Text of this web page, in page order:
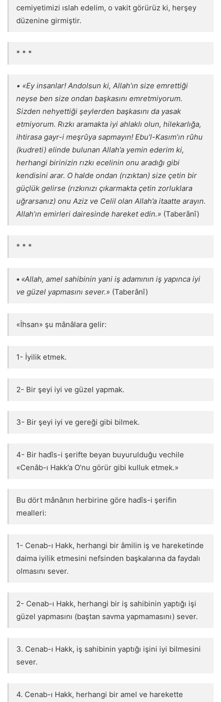
cemiyetimizi ıslah edelim, o vakit görürüz ki, herşey
düzenine girmiştir.
* * *
• «Ey insanlar! Andolsun ki, Allah’ın size emrettiği
neyse ben size ondan başkasını emretmiyorum.
Sizden nehyettiği şeylerden başkasını da yasak
etmiyorum. Rızkı aramakta iyi ahlaklı olun, hilekarlığa,
ihtirasa gayr-i meşrûya sapmayın! Ebu’l-Kasım’ın rûhu
(kudreti) elinde bulunan Allah’a yemin ederim ki,
herhangi birinizin rızkı ecelinin onu aradığı gibi
kendisini arar. O halde ondan (rızıktan) size çetin bir
güçlük gelirse (rızkınızı çıkarmakta çetin zorluklara
uğrarsanız) onu Aziz ve Celil olan Allah’a itaatte arayın.
Allah’ın emirleri dairesinde hareket edin.» (Taberânî)
* * *
• «Allah, amel sahibinin yani iş adamının iş yapınca iyi
ve güzel yapmasını sever.» (Taberânî)
«İhsan» şu mânâlara gelir:
1- İyilik etmek.
2- Bir şeyi iyi ve güzel yapmak.
3- Bir şeyi iyi ve gereği gibi bilmek.
4- Bir hadîs-i şerifte beyan buyurulduğu vechile
«Cenâb-ı Hakk’a O’nu görür gibi kulluk etmek.»
Bu dört mânânın herbirine göre hadîs-i şerifin
mealleri:
1- Cenab-ı Hakk, herhangi bir âmilin iş ve hareketinde
daima iyilik etmesini nefsinden başkalarına da faydalı
olmasını sever.
2- Cenab-ı Hakk, herhangi bir iş sahibinin yaptığı işi
güzel yapmasını (baştan savma yapmamasını) sever.
3. Cenab-ı Hakk, iş sahibinin yaptığı işini iyi bilmesini
sever.
4. Cenab-ı Hakk, herhangi bir amel ve harekette